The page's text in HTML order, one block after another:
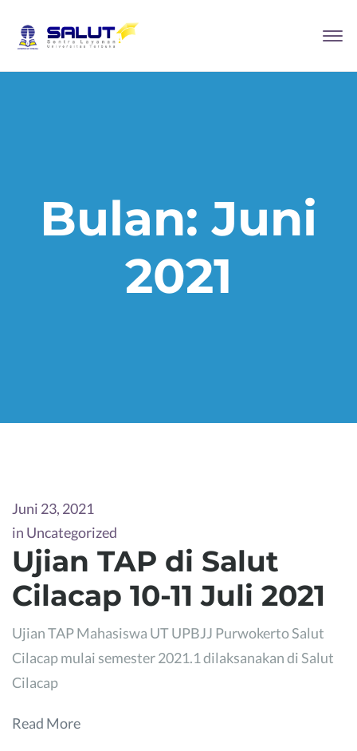
Bulan:Juni
2021
Juni 23, 2021
in Uncategorized
Ujian TAP di Salut
Cilacap 10-11 Juli 2021
Ujian TAP Mahasiswa UT UPBJJ Purwokerto Salut
Cilacap mulai semester 2021.1 dilaksanakan di Salut
Cilacap
Read More